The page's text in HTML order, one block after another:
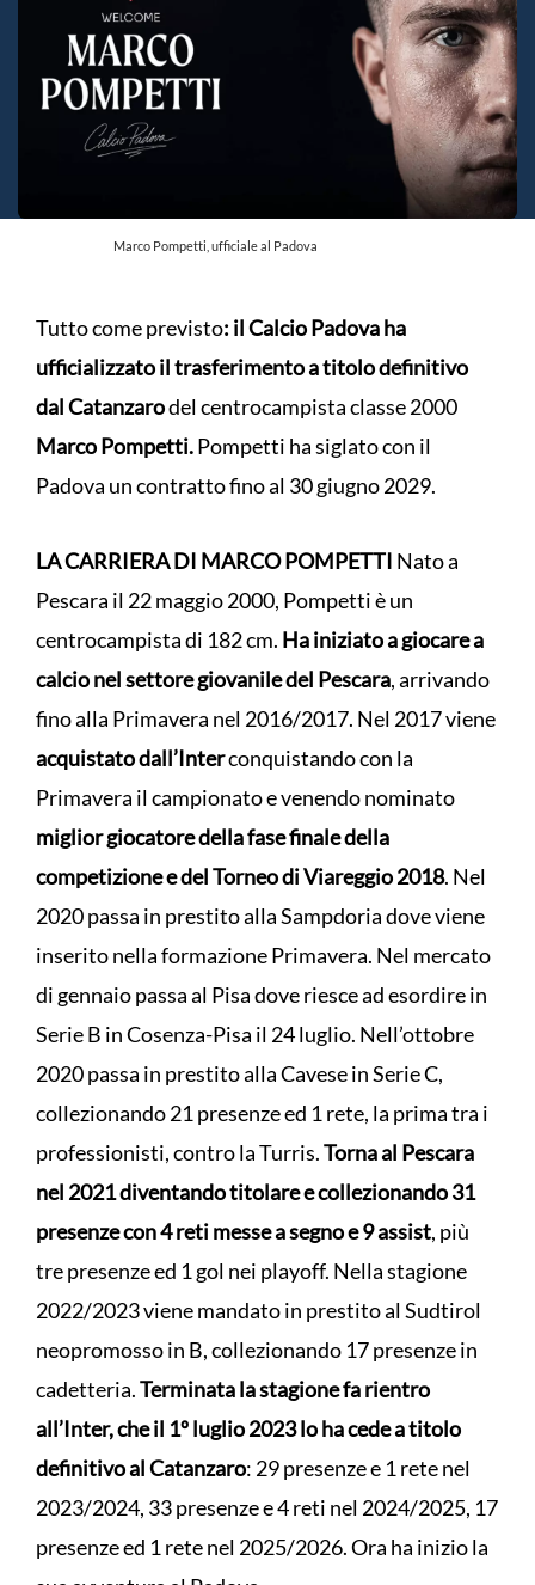
Marco Pompetti, ufficiale al Padova
Tutto come previsto: il Calcio Padova ha
ufficializzato il trasferimento a titolo definitivo
dal Catanzarodel centrocampista classe 2000
Marco Pompetti.Pompetti ha siglato con il
Padova un contratto fino al 30 giugno 2029.
LA CARRIERA DI MARCO POMPETTI Nato a
Pescara il 22 maggio 2000, Pompetti è un
centrocampista di 182 cm. Ha iniziato a giocare a
calcio nel settore giovanile del Pescara, arrivando
fino alla Primavera nel 2016/2017. Nel 2017 viene
acquistato dall’Interconquistando con la
Primavera il campionato e venendo nominato
miglior giocatore della fase finale della
competizione e del Torneo di Viareggio 2018. Nel
2020 passa in prestito alla Sampdoria dove viene
inserito nella formazione Primavera. Nel mercato
di gennaio passa al Pisa dove riesce ad esordire in
Serie B in Cosenza-Pisa il 24 luglio. Nell’ottobre
2020 passa in prestito alla Cavese in Serie C,
collezionando 21 presenze ed 1 rete, la prima tra i
professionisti, contro la Turris.Torna al Pescara
nel 2021 diventando titolare e collezionando 31
presenze con 4 reti messe a segno e 9 assist, più
tre presenze ed 1 gol nei playoff. Nella stagione
2022/2023 viene mandato in prestito al Sudtirol
neopromosso in B, collezionando 17 presenze in
cadetteria.Terminata la stagione fa rientro
all’Inter, che il 1º luglio 2023 lo ha cede a titolo
definitivo al Catanzaro: 29 presenze e 1 rete nel
2023/2024, 33 presenze e 4 reti nel 2024/2025, 17
presenze ed 1 rete nel 2025/2026. Ora ha inizio la